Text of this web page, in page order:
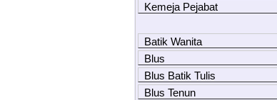
Kemeja Pejabat
Batik Wanita
Blus
Blus Batik Tulis
Blus Tenun